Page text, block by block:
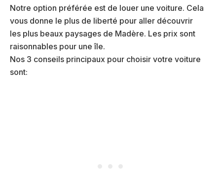
Notre option préférée est de louer une voiture. Cela
vous donne le plus de liberté pour aller découvrir
les plus beaux paysages de Madère. Les prix sont
raisonnables pour une île.
Nos 3 conseils principaux pour choisir votre voiture
sont: